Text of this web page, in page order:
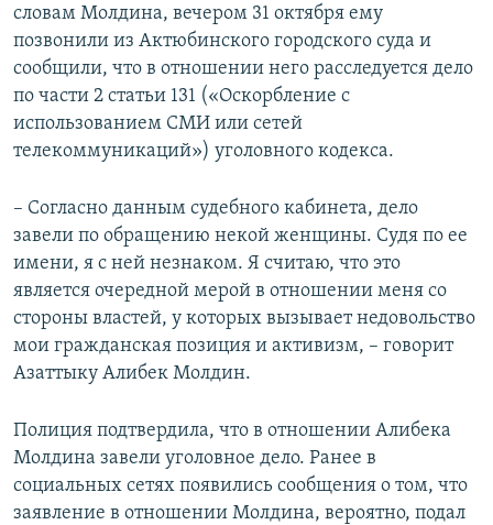
словам Молдина, вечером 31 октября ему
позвонили из Актюбинского городского суда и
сообщили, что в отношении него расследуется дело
по части 2 статьи 131 («Оскорбление с
использованием СМИ или сетей
телекоммуникаций») уголовного кодекса.
– Согласно данным судебного кабинета, дело
завели по обращению некой женщины. Судя по ее
имени, я с ней незнаком. Я считаю, что это
является очередной мерой в отношении меня со
стороны властей, у которых вызывает недовольство
мои гражданская позиция и активизм, – говорит
Азаттыку Алибек Молдин.
Полиция подтвердила, что в отношении Алибека
Молдина завели уголовное дело. Ранее в
социальных сетях появились сообщения о том, что
заявление в отношении Молдина, вероятно, подал